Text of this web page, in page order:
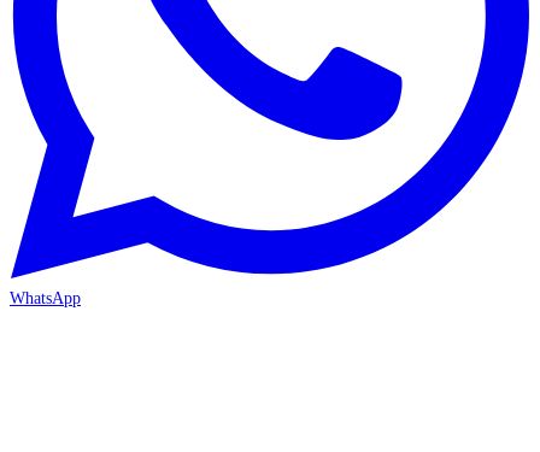
WhatsApp